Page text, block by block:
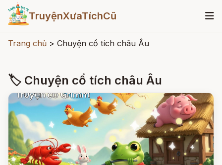
TruyệnXưaTíchCũ
Trang chủ > Chuyện cổ tích châu Âu
🏷 Chuyện cổ tích châu Âu